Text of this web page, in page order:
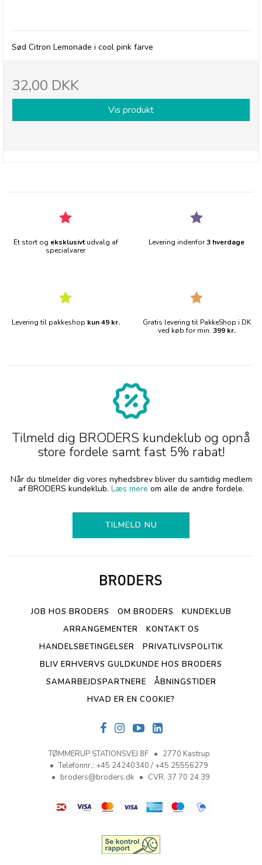
Sød Citron Lemonade i cool pink farve
32,00 DKK
Vis produkt
Et stort og eksklusivtudvalg af
specialvarer
Levering indenfor3 hverdage
Levering til pakkeshop kun 49 kr.
Gratis levering til PakkeShop i DK
ved køb for min. 399 kr.
Tilmeld dig BRODERS kundeklub og opnå
store fordele samt fast 5% rabat!
Når du tilmelder dig vores nyhedsbrev bliver du samtidig medlem
af BRODERS kundeklub. Læs mere om alle de andre fordele.
TILMELD NU
JOB HOS BRODERS OM BRODERS
KUNDEKLUB
ARRANGEMENTER
KONTAKT OS
HANDELSBETINGELSER
PRIVATLIVSPOLITIK
BLIV ERHVERVS GULDKUNDE HOS BRODERS
SAMARBEJDSPARTNERE
ÅBNINGSTIDER
HVAD ER EN COOKIE?
TØMMERUP STATIONSVEJ 8F
2770 Kastrup
Telefonnr.: +45 24240340 / +45 25556279
broders@broders.dk
CVR. 37 70 24 39